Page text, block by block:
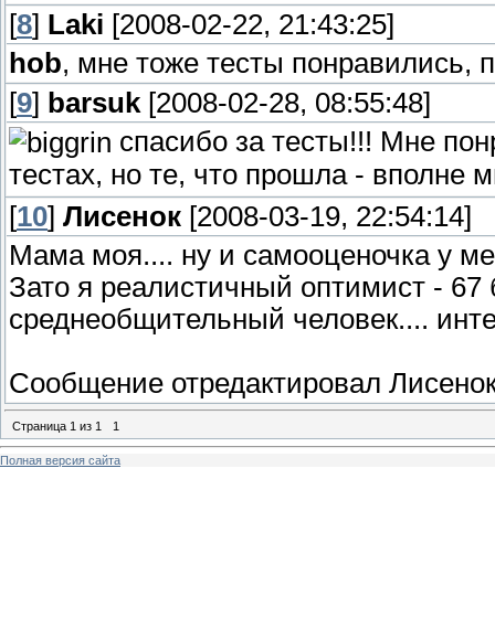
[8] Laki [2008-02-22, 21:43:25]
hob, мне тоже тесты понравились,
[9] barsuk [2008-02-28, 08:55:48]
спасибо за тесты!!! Мне
тестах, но те, что прошла - вполне
[10] Лисенок [2008-03-19, 22:54:14]
Мама моя.... ну и самооценочка у
Зато я реалистичный оптимист -
среднеобщительный человек....
Сообщение отредактировал
Страница 1 из 1 1
Полная версия сайта